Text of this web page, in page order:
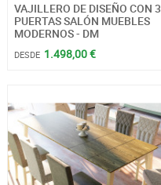
VAJILLERO DE DISEÑO CON 3
PUERTAS SALÓN MUEBLES
MODERNOS - DM
DESDE 1.498,00 €